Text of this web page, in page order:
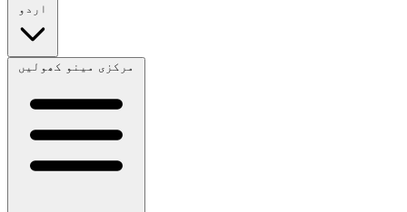
اردو
مرکزی مینو کھولیں